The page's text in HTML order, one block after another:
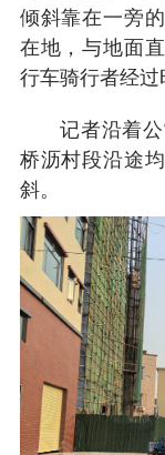
倾斜靠在一旁
在地，与地面
行车骑行者经过
记者沿着
桥沥村段沿途
斜。